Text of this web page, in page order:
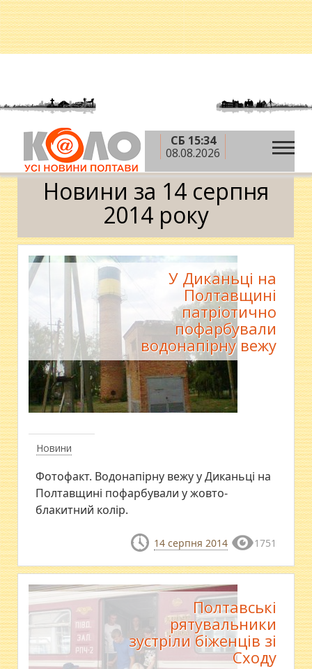
СБ 15:34
08.08.2026
Головна » 2014 рік » серпень »14 серпня
Календар
Новини за 14 серпня
2014 року
Новини
У Диканьці на
Полтавщині
патріотично
пофарбували
водонапірну вежу
Фотофакт. Водонапірну вежу у Диканьці на
Полтавщині пофарбували у жовто-
блакитний колір.
14 серпня 2014 1751
Полтавські
рятувальники
зустріли біженців зі
Сходу